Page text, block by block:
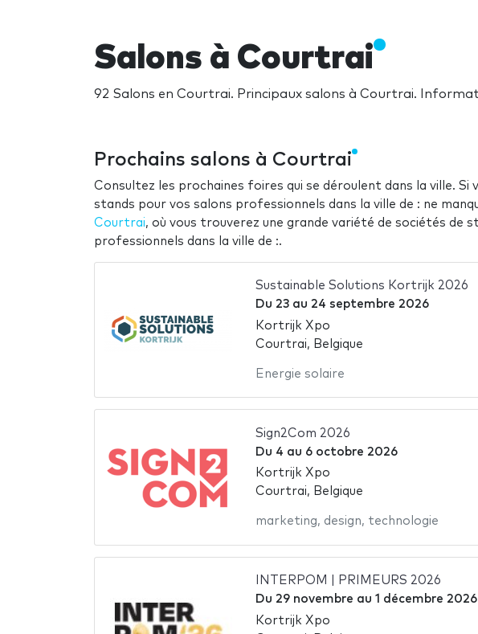
Salons à Courtrai
92 Salons en Courtrai. Principaux salons à Courtrai.
Prochains salons à Courtrai
Consultez les prochaines foires qui se déroulent dans la ville. Si
stands pour vos salons professionnels dans la ville de : ne
Courtrai, où vous trouverez une grande variété de sociétés de
professionnels dans la ville de :.
Sustainable Solutions Kortrijk 2026
Du 23au 24 septembre 2026
Kortrijk Xpo
Courtrai, Belgique
Energie solaire
Sign2Com 2026
Du 4 au 6 octobre 2026
Kortrijk Xpo
Courtrai, Belgique
marketing, design, technologie
INTERPOM | PRIMEURS 2026
Du 29 novembre au 1 décembre 2026
Kortrijk Xpo